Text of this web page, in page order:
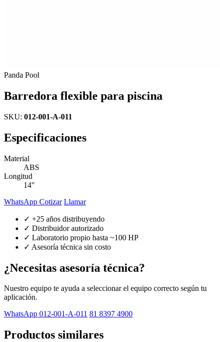
Panda Pool
Barredora flexible para piscina
SKU: 012-001-A-011
Especificaciones
Material
ABS
Longitud
14"
WhatsApp Cotizar Llamar
✓ +25 años distribuyendo
✓ Distribuidor autorizado
✓ Laboratorio propio hasta ~100 HP
✓ Asesoría técnica sin costo
¿Necesitas asesoría técnica?
Nuestro equipo te ayuda a seleccionar el equipo correcto según tu
aplicación.
WhatsApp 012-001-A-011 81 8397 4900
Productos similares